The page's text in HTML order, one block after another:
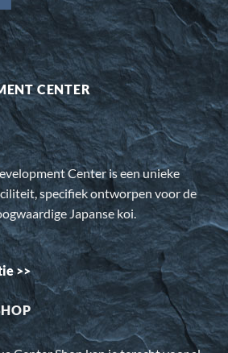
CENTER
Center is een unieke
specifiek ontworpen voor de
Japanse koi.
>>